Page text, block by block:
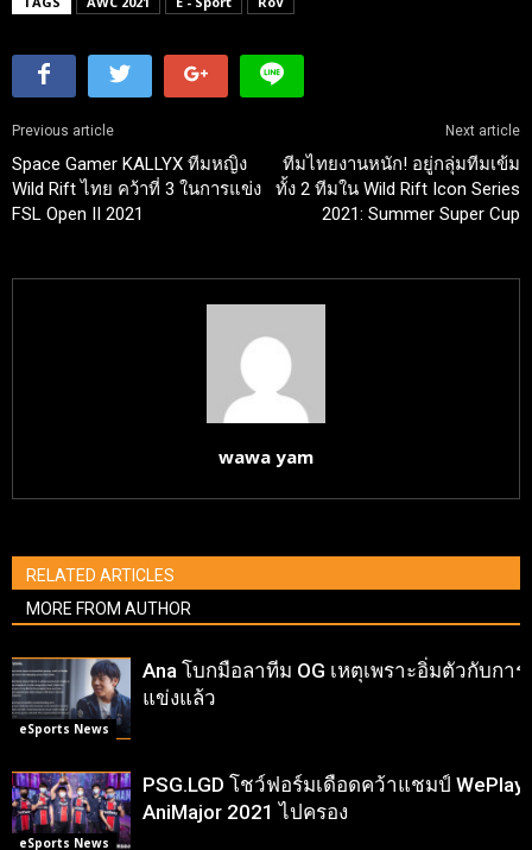
Previous article
Space Gamer KALLYX ทีมหญิง
Wild Rift ไทย คว้าที่ 3 ในการแข่ง
FSL Open II 2021
Next article
ทีมไทยงานหนัก! อยู่กลุ่มทีมเข้ม
ทั้ง 2 ทีมใน Wild Rift Icon Series
2021: Summer Super Cup
wawa yam
RELATED ARTICLES
MORE FROM AUTHOR
eSports News
Ana โบกมือลาทีม OG เหตุเพราะอิ่มตัวกับการ
แข่งแล้ว
eSports News
PSG.LGD โชว์ฟอร์มเดือดคว้าแชมป์ WePlay
AniMajor 2021 ไปครอง